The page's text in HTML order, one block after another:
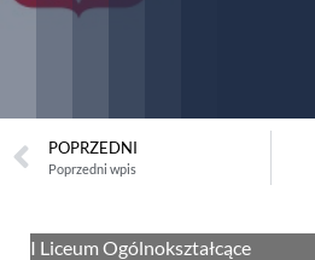
POPRZEDNI
Poprzedni wpis
I Liceum Ogólnokształcące